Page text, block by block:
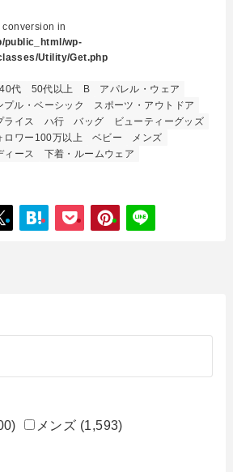
conversion in
public_html/wp-
Utility/Get.php
40代 50代以上 B
アパレル・ウェア
プル・ベーシック
スポーツ・アウトドア
ライス ハ行 バッグ
ビューティーグッズ
ロワー100万以上 ベビー
メンズ
ィース
下着・ルームウェア
メンズ (1,593)